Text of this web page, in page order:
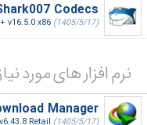
Codecs
v16.5.0 x86 (1405/5/17)
نرم افزار های مورد
Manager